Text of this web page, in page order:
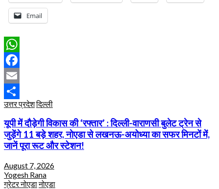
Email
WhatsApp
Facebook
Email
Share
उत्तर प्रदेशदिल्ली
यूपी में दौड़ेगी विकास की ‘रफ्तार’ : दिल्ली-वाराणसी बुलेट ट्रेन से
जुड़ेंगे 11 बड़े शहर, नोएडा से लखनऊ-अयोध्या का सफर मिनटों में,
जानें पूरा रूट और स्टेशन!
August 7, 2026
Yogesh Rana
ग्रेटर नोएडानोएडा